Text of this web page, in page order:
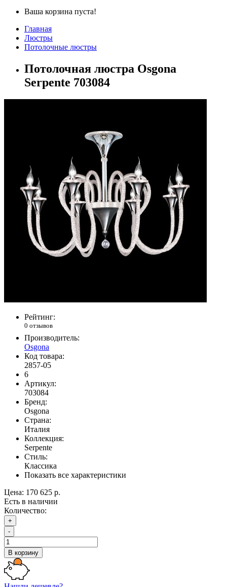
Ваша корзина пуста!
Главная
Люстры
Потолочные люстры
Потолочная люстра Osgona
Serpente 703084
Рейтинг:
0 отзывов
Производитель:
Osgona
Код товара:
2857-05
6
Артикул:
703084
Бренд:
Osgona
Страна:
Италия
Коллекция:
Serpente
Стиль:
Классика
Показать все характеристики
Цена: 170 625 р.
Есть в наличии
Количество:
+
-
В корзину